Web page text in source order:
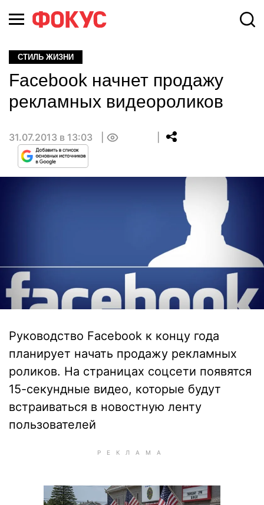
СТИЛЬ ЖИЗНИ
Facebook начнет продажу
рекламных видеороликов
31.07.2013 в 13:03
Руководство Facebook к концу года
планирует начать продажу рекламных
роликов. На страницах соцсети появятся
15-секундные видео, которые будут
встраиваться в новостную ленту
пользователей